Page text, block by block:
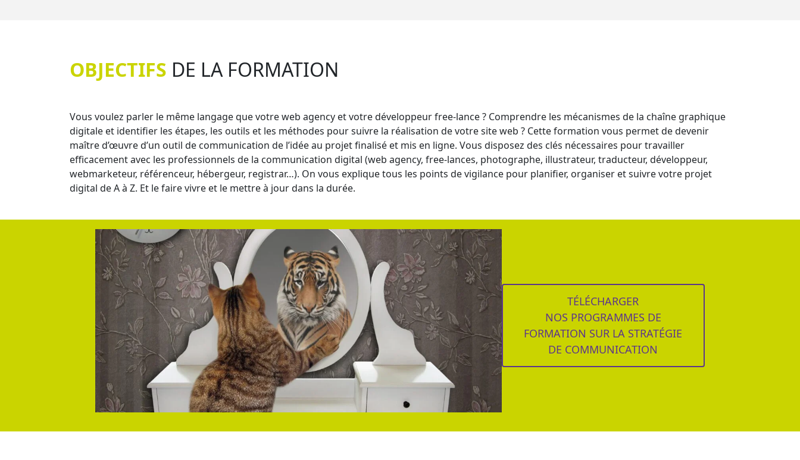
OBJECTIFS DE LA FORMATION
Vous voulez parler le même langage que votre web agency et votre développeur free-lance ? Comprendre les mécanismes de la chaîne graphique
digitale et identifier les étapes, les outils et les méthodes pour suivre la réalisation de votre site web ? Cette formation vous permet de devenir
maître d’œuvre d’un outil de communication de l’idée au projet finalisé et mis en ligne. Vous disposez des clés nécessaires pour travailler
efficacement avec les professionnels de la communication digital (web agency, free-lances, photographe, illustrateur, traducteur, développeur,
webmarketeur, référenceur, hébergeur, registrar…). On vous explique tous les points de vigilance pour planifier, organiser et suivre votre projet
digital de A à Z. Et le faire vivre et le mettre à jour dans la durée.
TÉLÉCHARGER
NOS PROGRAMMES DE
FORMATION SUR LA STRATÉGIE
DE COMMUNICATION